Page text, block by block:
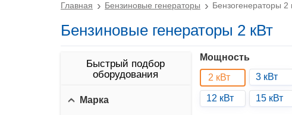
Главная Бензиновые генераторы Бензогенераторы 2
Бензиновые генераторы 2 кВт
Быстрый подбор
оборудования
Марка
Мощность
2 кВт
3 кВт
12 кВт 15 кВт